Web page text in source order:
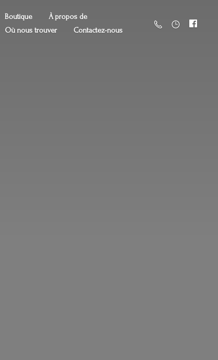
Boutique
À propos de
Où nous trouver
Contactez-nous